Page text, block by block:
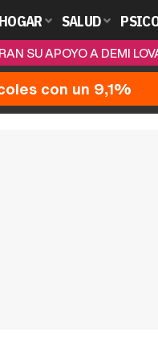
HOGAR SALUD
SU APOYO A DEMI
con un 9,1%